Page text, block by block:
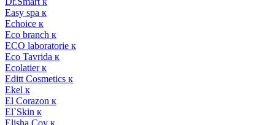
Easy spa к
Echoice к
Eco branch к
ECO laboratorie к
Eco Tavrida к
Ecolatier к
Editt Cosmetics к
Ekel к
El Corazon к
El`Skin к